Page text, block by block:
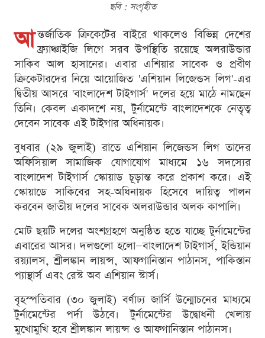
ছবি : সংগৃহীত
আ ন্তর্জাতিক ক্রিকেটের বাইরে থাকলেও বিভিন্ন দেশের
ফ্র্যাঞ্চাইজি লিগে সরব উপস্থিতি রয়েছে অলরাউন্ডার
সাকিব আল হাসানের। এবার এশিয়ার সাবেক ও প্রবীণ
ক্রিকেটারদের নিয়ে আয়োজিত 'এশিয়ান লিজেন্ডস লিগ'-এর
দ্বিতীয় আসরে 'বাংলাদেশ টাইগার্স' দলের হয়ে মাঠে নামছেন
তিনি। কেবল একাদশে নয়, টুর্নামেন্টে বাংলাদেশকে নেতৃত্ব
দেবেন সাবেক এই টাইগার অধিনায়ক।
বুধবার (২৯ জুলাই) রাতে এশিয়ান লিজেন্ডস লিগ তাদের
অফিসিয়াল সামাজিক যোগাযোগ মাধ্যমে ১৬ সদস্যের
বাংলাদেশ টাইগার্স স্কোয়াড চূড়ান্ত করে প্রকাশ করে। এই
স্কোয়াডে সাকিবের সহ-অধিনায়ক হিসেবে দায়িত্ব পালন
করবেন জাতীয় দলের সাবেক অলরাউন্ডার অলক কাপালি।
মোট ছয়টি দলের অংশগ্রহণে অনুষ্ঠিত হতে যাচ্ছে টুর্নামেন্টের
এবারের আসর। দলগুলো হলো—বাংলাদেশ টাইগার্স, ইন্ডিয়ান
রয়্যালস, শ্রীলঙ্কান লায়ন্স, আফগানিস্তান পাঠানস, পাকিস্তান
প্যান্থার্স এবং রেস্ট অব এশিয়ান স্টার্স।
বৃহস্পতিবার (৩০ জুলাই) বর্ণাঢ্য জার্সি উন্মোচনের মাধ্যমে
টুর্নামেন্টের পর্দা উঠবে। টুর্নামেন্টের উদ্বোধনী খেলায়
মুখোমুখি হবে শ্রীলঙ্কান লায়ন্স ও আফগানিস্তান পাঠানস।